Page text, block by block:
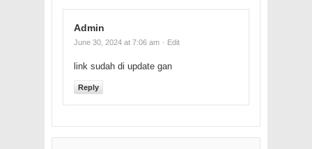
Admin
June 30, 2024 at 7:06 am · Edit
link sudah di update gan
Reply